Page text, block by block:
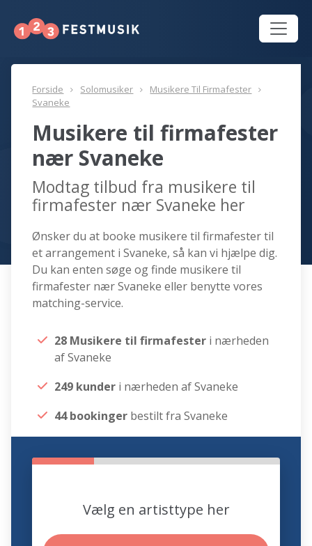
Forside Solomusiker
Musikere Til Firmafester
Svaneke
Musikere til firmafester
nær Svaneke
Modtag tilbud fra musikere til
firmafester nær Svaneke her
Ønsker du at booke musikere til firmafester til
et arrangement i Svaneke, så kan vi hjælpe dig.
Du kan enten søge og finde musikere til
firmafester nær Svaneke eller benytte vores
matching-service.
28 Musikere til firmafester i nærheden
af Svaneke
249 kunder i nærheden af Svaneke
44 bookinger bestilt fra Svaneke
Vælg en artisttype her